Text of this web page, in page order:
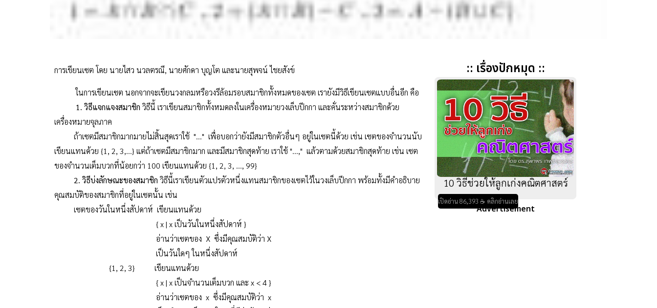
การเขียนเซต โดย นายไสว นวลตรณี, นายศักดา บุญโต และนายสุพจน์ ไชยสังข์
ในการเขียนเซต นอกจากจะเขียนวงกลมหรือวงรีล้อมรอบสมาชิกทั้งหมดของเซต เรายังมีวิธีเขียนเซตแบบอื่นอีก คือ
1. วิธีแจกแจงสมาชิก วิธีนี้ เราเขียนสมาชิกทั้งหมดลงในเครื่องหมายวงเล็บปีกกา และคั่นระหว่างสมาชิกด้วย
เครื่องหมายจุลภาค
ถ้าเซตมีสมาชิกมากมายไม่สิ้นสุดเราใช้ "..." เพื่อบอกว่ายังมีสมาชิกตัวอื่นๆ อยู่ในเซตนี้ด้วย เช่น เซตของจำนวนนับ
เขียนแทนด้วย {1, 2, 3,...} แต่ถ้าเซตมีสมาชิกมาก และมีสมาชิกสุดท้าย เราใช้ "...," แล้วตามด้วยสมาชิกสุดท้าย เช่น เซต
ของจำนวนเต็มบวกที่น้อยกว่า 100 เขียนแทนด้วย {1, 2, 3, ..., 99}
2. วิธีบ่งลักษณะของสมาชิก วิธีนี้เราเขียนตัวแปรตัวหนึ่งแทนสมาชิกของเซตไว้ในวงเล็บปีกกา พร้อมทั้งมีคำอธิบาย
คุณสมบัติของสมาชิกที่อยู่ในเซตนั้น เช่น
เซตของวันในหนึ่งสัปดาห์ เขียนแทนด้วย
{ x | x เป็นวันในหนึ่งสัปดาห์ }
อ่านว่าเซตของ X ซึ่งมีคุณสมบัติว่า X
เป็นวันใดๆ ในหนึ่งสัปดาห์
{1, 2, 3} เขียนแทนด้วย
{ x | x เป็นจำนวนเต็มบวก และ x < 4 }
อ่านว่าเซตของ x ซึ่งมีคุณสมบัติว่า x
:: เรื่องปักหมุด ::
10 วิธีช่วยให้ลูกเก่งคณิตศาสตร์
เปิดอ่าน 86,393 ☕ คลิกอ่านเลย
Advertisement